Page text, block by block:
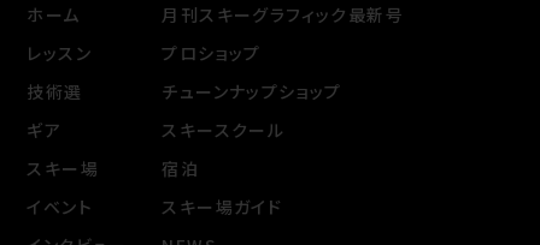
ホーム
レッスン
技術選
ギア
スキー場
イベント
月刊スキーグラフィック最新号
プロショップ
チューンナップショップ
スキースクール
宿泊
スキー場ガイド